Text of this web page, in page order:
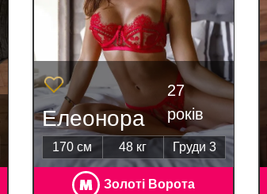
Елеонора
27
років
170 см 48 кг Груди 3
Золоті Ворота